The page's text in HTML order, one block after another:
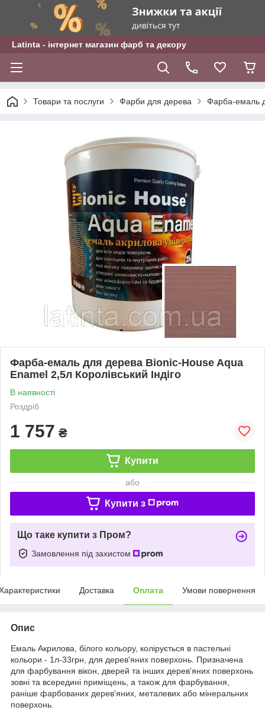
Latinta - інтернет магазин фарб та декору
Товари та послуги Фарби для дерева Фарба-емаль
Фарба-емаль для дерева Bionic-House Aqua
Enamel 2,5л Королівський Індіго
В наявності
Роздріб
1 757 ₴
Купити
або
Купити з
Що таке купити з Пром?
Замовлення під захистом
Доставка Оплата Умови повернення
Опис
Емаль Акрилова, білого кольору, колірується в пастельні
кольори - 1л-33грн, для дерев'яних поверхонь. Призначена
для фарбування вікон, дверей та інших дерев'яних поверхонь
зовні та всередині приміщень, а також для фарбування,
раніше фарбованих дерев'яних, металевих або мінеральних
поверхонь.